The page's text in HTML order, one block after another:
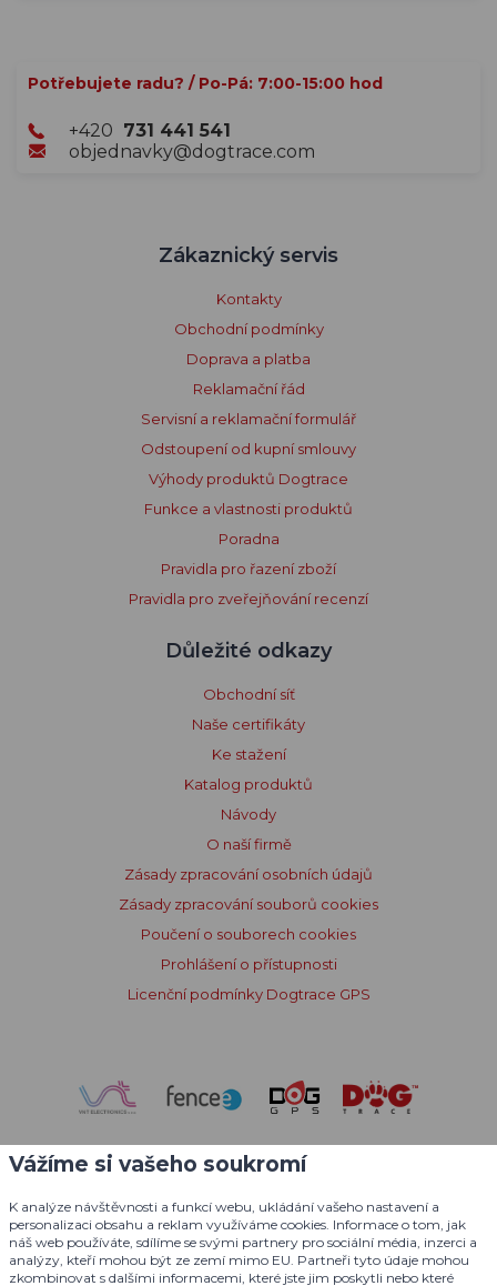
Potřebujete radu? / Po-Pá: 7:00-15:00 hod
+420 731 441 541
objednavky@dogtrace.com
Zákaznický servis
Kontakty
Obchodní podmínky
Doprava a platba
Reklamační řád
Servisní a reklamační formulář
Odstoupení od kupní smlouvy
Výhody produktů Dogtrace
Funkce a vlastnosti produktů
Poradna
Pravidla pro řazení zboží
Pravidla pro zveřejňování recenzí
Důležité odkazy
Obchodní síť
Naše certifikáty
Ke stažení
Katalog produktů
Návody
O naší firmě
Zásady zpracování osobních údajů
Zásady zpracování souborů cookies
Poučení o souborech cookies
Prohlášení o přístupnosti
Licenční podmínky Dogtrace GPS
Vážíme si vašeho soukromí
K analýze návštěvnosti a funkcí webu, ukládání vašeho nastavení a
personalizaci obsahu a reklam využíváme cookies. Informace o tom, jak
náš web používáte, sdílíme se svými partnery pro sociální média, inzerci a
analýzy, kteří mohou být ze zemí mimo EU. Partneři tyto údaje mohou
zkombinovat s dalšími informacemi, které jste jim poskytli nebo které